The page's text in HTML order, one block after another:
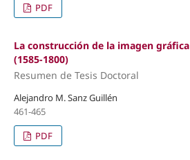
PDF
La construcción de la imagen
(1585-1800)
Resumen de Tesis Doctoral
Alejandro M. Sanz Guillén
461-465
PDF